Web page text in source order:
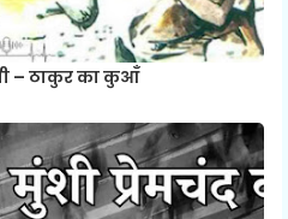
– ठाकुर का कुआँ